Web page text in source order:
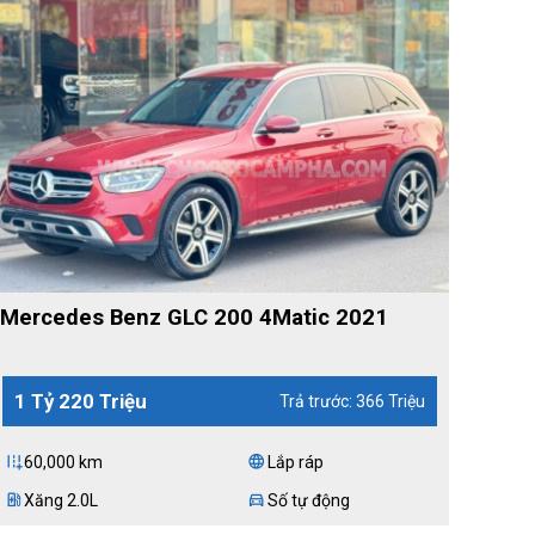
Mercedes Benz GLC 200 4Matic 2021
1 Tỷ 220 Triệu Trả trước: 366 Triệu
add_road60,000 km language Lắp ráp
ev_stationXăng 2.0L directions_car Số tự động